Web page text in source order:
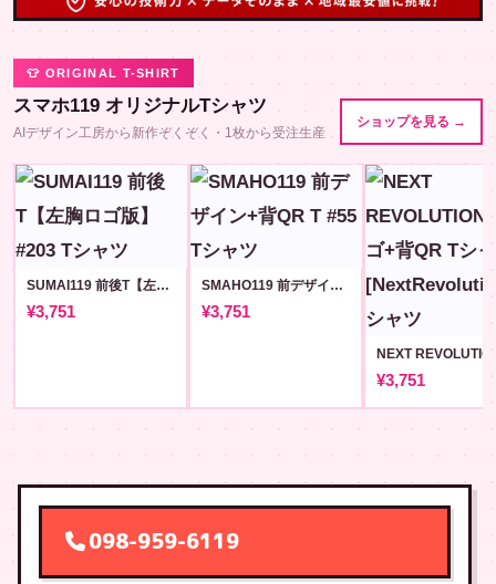
👕 ORIGINAL T-SHIRT
スマホ119 オリジナルTシャツ
AIデザイン工房から新作ぞくぞく・1枚から受注生産
ショップを見る →
SUMAI119 前後T【左胸ロゴ版】#203
¥3,751
SMAHO119 前デザイン+背QR T #55
¥3,751
¥3,751
098-959-6119